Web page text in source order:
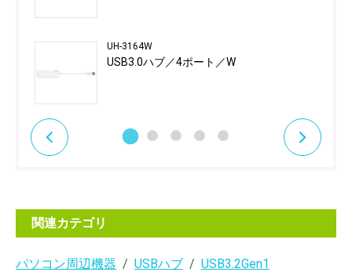
UH-3164W
USB3.0ハブ／4ポート／W
関連カテゴリ
パソコン周辺機器 USBハブ
USB3.2Gen1